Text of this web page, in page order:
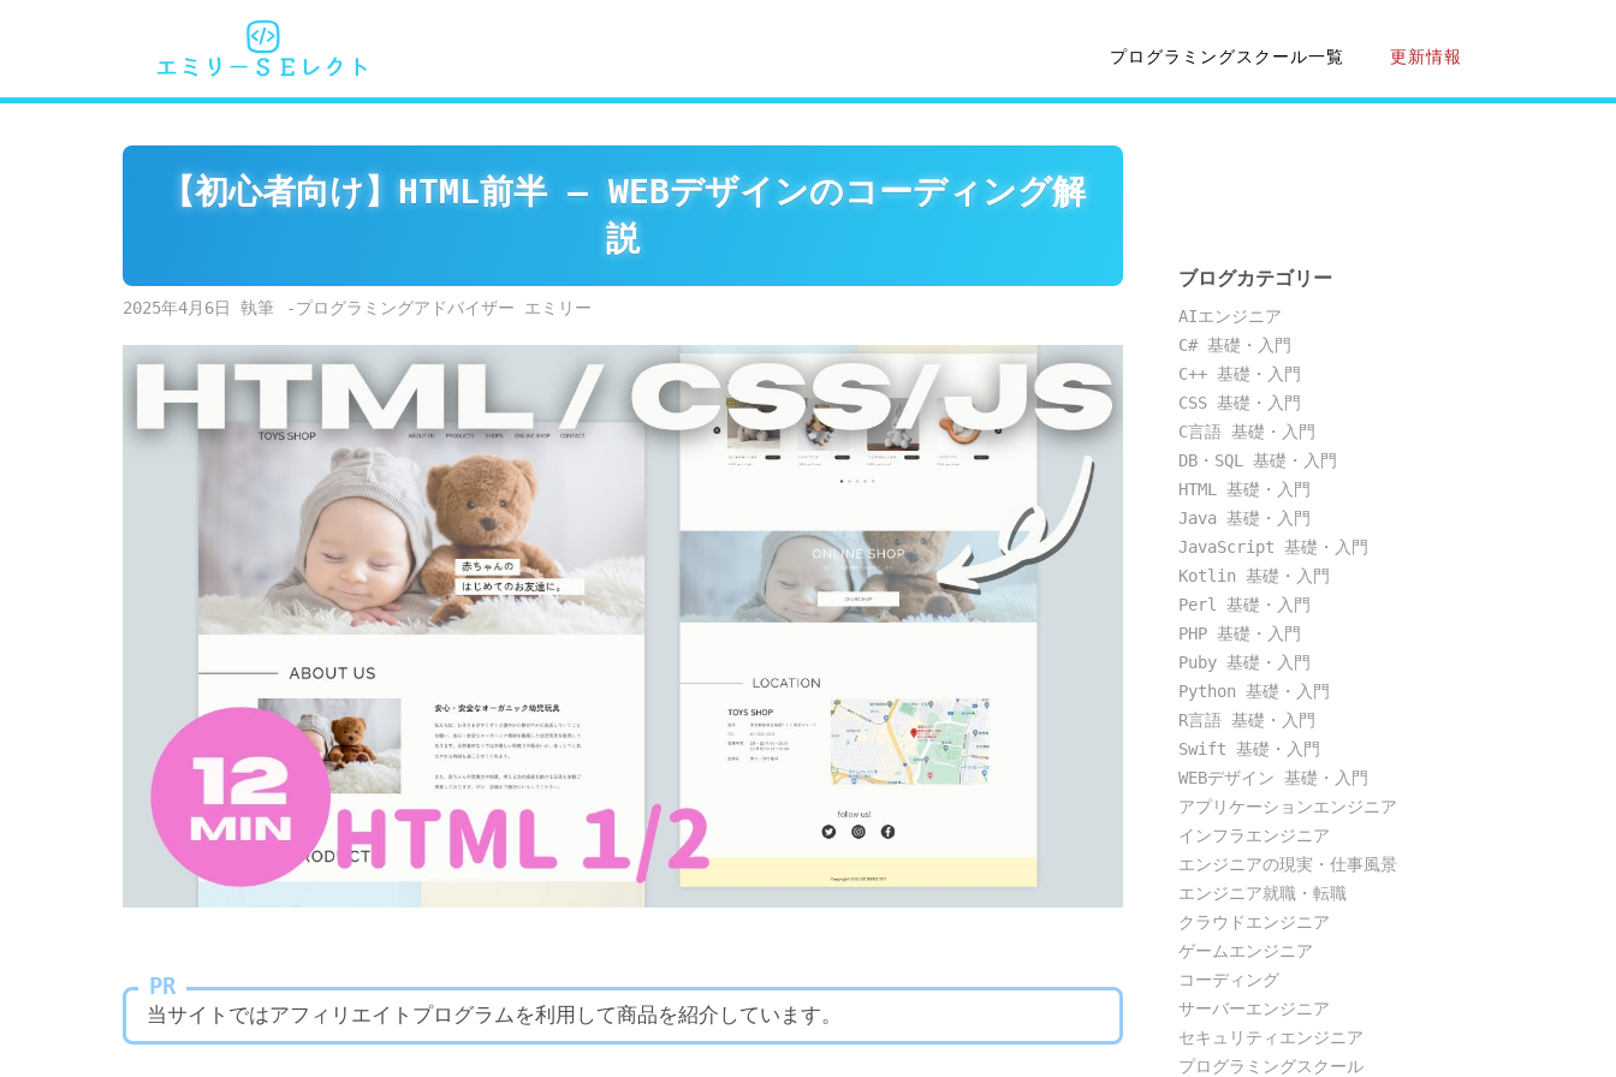
プログラミングスクール一覧 更新情報
【初心者向け】HTML前半 – WEBデザインのコーディング解
説
2025年4月6日 -プログラミングアドバイザー エミリー
PR
当サイトではアフィリエイトプログラムを利用して商品を紹介しています。
ブログカテゴリー
AIエンジニア
C# 基礎・入門
C++ 基礎・入門
CSS 基礎・入門
C言語 基礎・入門
DB・SQL 基礎・入門
HTML 基礎・入門
Java 基礎・入門
JavaScript 基礎・入門
Kotlin 基礎・入門
Perl 基礎・入門
PHP 基礎・入門
Puby 基礎・入門
Python 基礎・入門
R言語 基礎・入門
Swift 基礎・入門
WEBデザイン 基礎・入門
アプリケーションエンジニア
インフラエンジニア
エンジニアの現実・仕事風景
エンジニア就職・転職
クラウドエンジニア
ゲームエンジニア
コーディング
サーバーエンジニア
セキュリティエンジニア
プログラミングスクール